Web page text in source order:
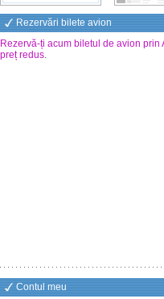
Rezervări bilete avion
Rezervă-ți acum biletul de avion prin
preț redus.
Contul meu